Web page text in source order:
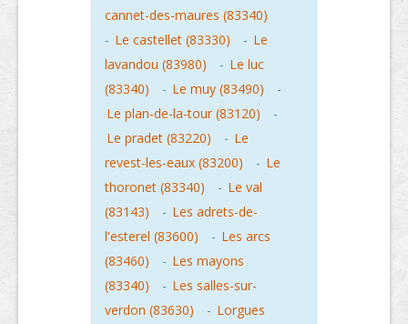
cannet-des-maures (83340)
- Le castellet (83330) - Le
lavandou (83980)
- Le luc
(83340)
- Le muy (83490)
-
Le plan-de-la-tour (83120)
-
Le pradet (83220)
- Le
revest-les-eaux (83200)
- Le
thoronet (83340)
- Le val
(83143)
- Les adrets-de-
l'esterel (83600)
- Les arcs
(83460)
- Les mayons
(83340)
- Les salles-sur-
verdon (83630)
- Lorgues